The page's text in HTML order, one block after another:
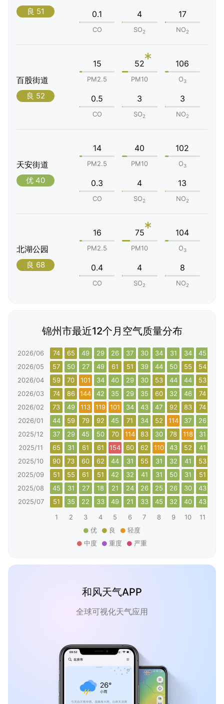
良 51 0.1
CO
4
SO2
17
NO2
百股街道
良 52
15
PM2.5
52*
PM10
106
O3
0.5
CO
3
SO2
3
NO2
天安街道
优 40
14
PM2.5
40
PM10
102
O3
0.3
CO
4
SO2
13
NO2
北湖公园
良 68
16
PM2.5
75*
PM10
104
O3
0.4
CO
4
SO2
8
NO2
锦州市最近12个月空气质量分布
2026/06 74 65 49 29 26 37 30 34 31 34 45
2026/05
57 50 27 49 61 51 39 44 50 55 54
2026/04
59 70 101 34 40 29 30 53 44 44 53
2026/03
74 86 144 42 35 29 35 60 32 46 74
2026/02
73 49 113 119 101 34 43 47 92 83 74
2026/01
44 59 79 92 45 71 34 52 114 37 26
2025/12
37 29 45 50 70 114 83 30 78 118 31
2025/11
65 31 61 61 154 60 62 110 43 52 41
2025/10
90 73 60 62 44 31 55 31 32 41 53
2025/09
51 55 61 51 42 32 41 31 50 31 51
2025/08
45 31 27 18 21 24 26 25 26 30 43
2025/07
51 35 22 33 49 21 33 45 32 40 43
1
2 3 4 5 6 7 8 9 10 11
优
良
轻度
中度
重度 严重
和风天气APP
全球可视化天气应用